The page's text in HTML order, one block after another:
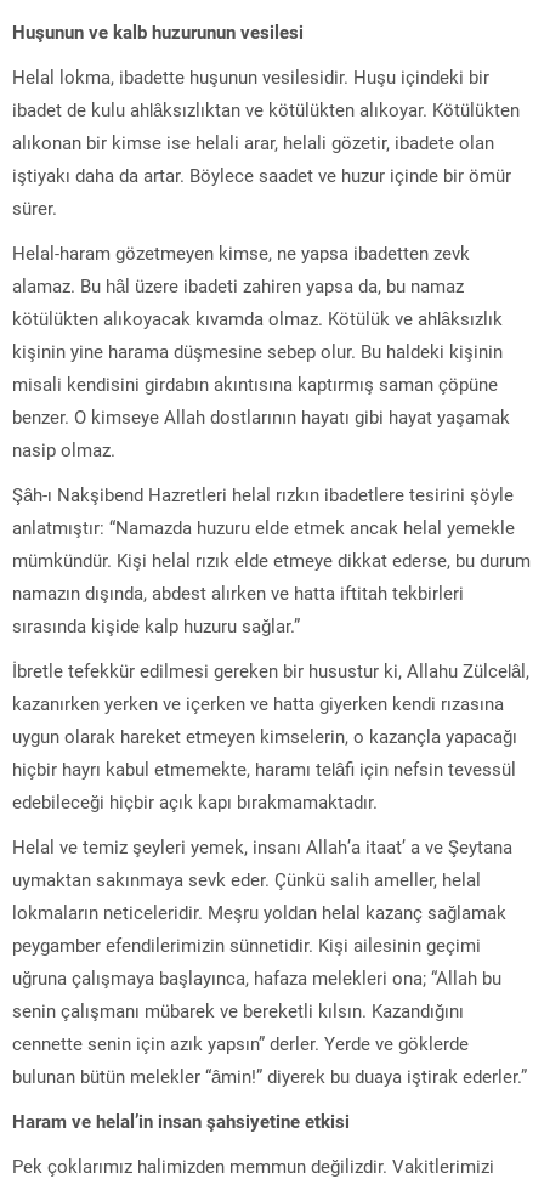
Huşunun ve kalb huzurunun vesilesi
Helal lokma, ibadette huşunun vesilesidir. Huşu içindeki bir
ibadet de kulu ahlâksızlıktan ve kötülükten alıkoyar. Kötülükten
alıkonan bir kimse ise helali arar, helali gözetir, ibadete olan
iştiyakı daha da artar. Böylece saadet ve huzur içinde bir ömür
sürer.
Helal-haram gözetmeyen kimse, ne yapsa ibadetten zevk
alamaz. Bu hâl üzere ibadeti zahiren yapsa da, bu namaz
kötülükten alıkoyacak kıvamda olmaz. Kötülük ve ahlâksızlık
kişinin yine harama düşmesine sebep olur. Bu haldeki kişinin
misali kendisini girdabın akıntısına kaptırmış saman çöpüne
benzer. O kimseye Allah dostlarının hayatı gibi hayat yaşamak
nasip olmaz.
Şâh-ı Nakşibend Hazretleri helal rızkın ibadetlere tesirini şöyle
anlatmıştır: “Namazda huzuru elde etmek ancak helal yemekle
mümkündür. Kişi helal rızık elde etmeye dikkat ederse, bu durum
namazın dışında, abdest alırken ve hatta iftitah tekbirleri
sırasında kişide kalp huzuru sağlar.”
İbretle tefekkür edilmesi gereken bir husustur ki, Allahu Zülcelâl,
kazanırken yerken ve içerken ve hatta giyerken kendi rızasına
uygun olarak hareket etmeyen kimselerin, o kazançla yapacağı
hiçbir hayrı kabul etmemekte, haramı telâfi için nefsin tevessül
edebileceği hiçbir açık kapı bırakmamaktadır.
Helal ve temiz şeyleri yemek, insanı Allah’a itaat’ a ve Şeytana
uymaktan sakınmaya sevk eder. Çünkü salih ameller, helal
lokmaların neticeleridir. Meşru yoldan helal kazanç sağlamak
peygamber efendilerimizin sünnetidir. Kişi ailesinin geçimi
uğruna çalışmaya başlayınca, hafaza melekleri ona; “Allah bu
senin çalışmanı mübarek ve bereketli kılsın. Kazandığını
cennette senin için azık yapsın” derler. Yerde ve göklerde
bulunan bütün melekler “âmin!” diyerek bu duaya iştirak ederler.”
Haram ve helal’in insan şahsiyetine etkisi
Pek çoklarımız halimizden memmun değilizdir. Vakitlerimizi